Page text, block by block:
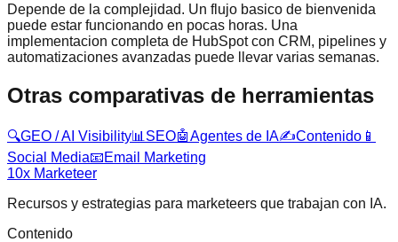
Depende de la complejidad. Un flujo basico de bienvenida
puede estar funcionando en pocas horas. Una
implementacion completa de HubSpot con CRM, pipelines y
automatizaciones avanzadas puede llevar varias semanas.
Otras comparativas de herramientas
🔍GEO / AI Visibility📊 SEO🤖Agentes de IA✍️Contenido 📱
Social Media📧Email Marketing
10x Marketeer
Recursos y estrategias para marketeers que trabajan con IA.
Contenido